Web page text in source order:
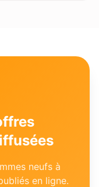
neufs à
en ligne.